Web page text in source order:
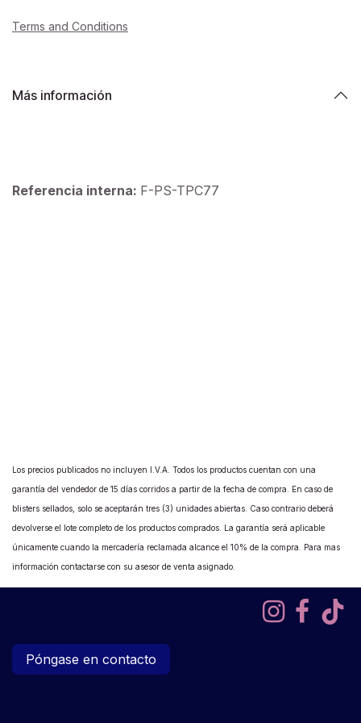
Terms and Conditions
Más información
Referencia interna: F-PS-TPC77
Los precios publicados no incluyen I.V.A. Todos los productos cuentan con una
garantía del vendedor de 15 días corridos a partir de la fecha de compra. En caso de
blisters sellados, solo se aceptarán tres (3) unidades abiertas. Caso contrario deberá
devolverse el lote completo de los productos comprados. La garantía será aplicable
únicamente cuando la mercadería reclamada alcance el 10% de la compra. Para mas
información contactarse con su asesor de venta asignado.
Póngase en contacto